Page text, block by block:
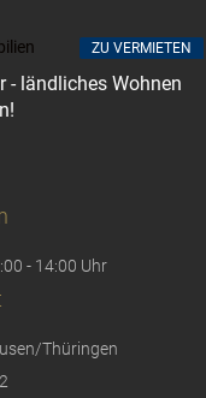
- ländliches Wohnen
ZU VERMIETEN
- 14:00 Uhr
Thüringen